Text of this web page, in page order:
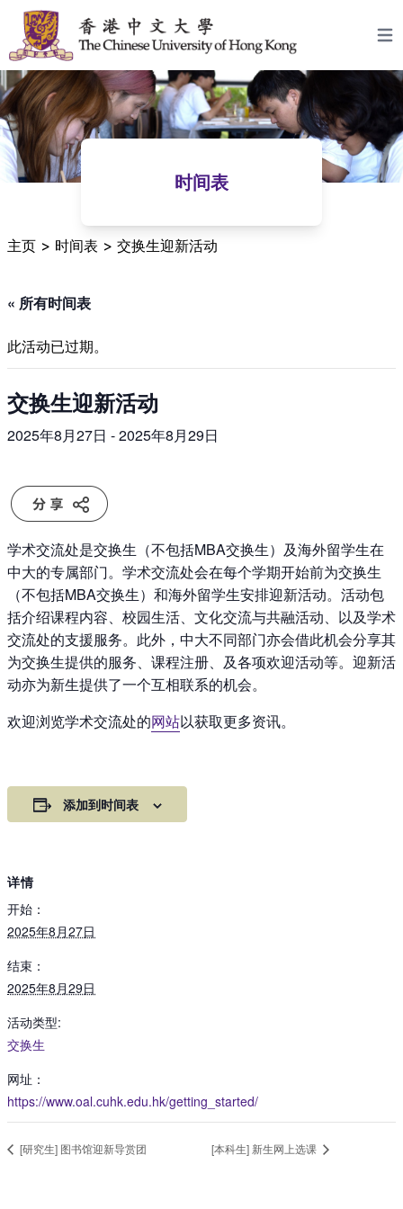
跳至内容
时间表
主页 > 时间表 > 交换生迎新活动
« 所有时间表
此活动已过期。
交换生迎新活动
2025年8月27日 -2025年8月29日
学术交流处是交换生（不包括MBA交换生）及海外留学生在
中大的专属部门。学术交流处会在每个学期开始前为交换生
（不包括MBA交换生）和海外留学生安排迎新活动。活动包
括介绍课程内容、校园生活、文化交流与共融活动、以及学术
交流处的支援服务。此外，中大不同部门亦会借此机会分享其
为交换生提供的服务、课程注册、及各项欢迎活动等。迎新活
动亦为新生提供了一个互相联系的机会。
欢迎浏览学术交流处的网站以获取更多资讯。
添加到时间表
详情
开始：
2025年8月27日
结束：
2025年8月29日
活动类型:
交换生
网址：
https://www.oal.cuhk.edu.hk/getting_started/
[研究生] 图书馆迎新导赏团 [本科生] 新生网上选课